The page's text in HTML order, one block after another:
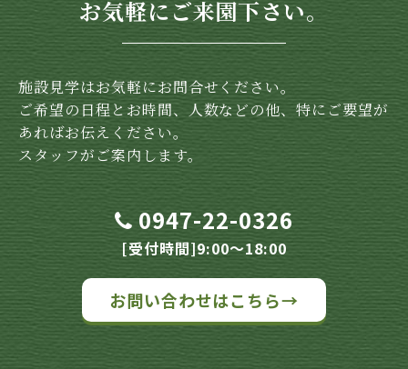
お気軽にご来園下さい。
施設見学はお気軽にお問合せください。
ご希望の日程とお時間、人数などの他、特にご要望が
あればお伝えください。
スタッフがご案内します。
0947-22-0326
[受付時間]9:00～18:00
お問い合わせはこちら→